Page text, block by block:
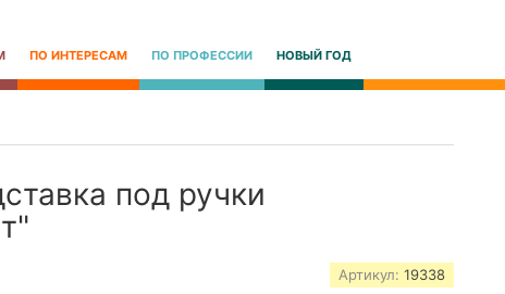
ПО ИНТЕРЕСАМ ПО ПРОФЕССИИ НОВЫЙ ГОД
под ручки
Артикул:19338